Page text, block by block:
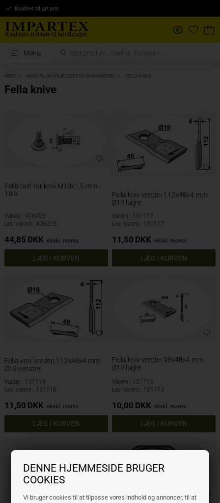
DENNE HJEMMESIDE BRUGER
COOKIES
Vi bruger cookies til at tilpasse vores indhold og annoncer, til at
Kvalitet til go' pris
Kvalitets sliddele til landbruget
Menu
HØST KNIVE TIL SKÅRLÆGGERE OG SKIVEHØSTER FELLA KNIVE
Fella knive
Fella bolt for kniv M10x1,5 mm -
10.9
Varenr.: 426023
Lev. varenr.: 426023
44,85 DKK ekskl. moms
Fella kniv vreden 112x48x4 mm
Ø19 højre
Varenr.: 131117
Lev. varenr.: 131117
11,50 DKK ekskl. moms
Fella kniv vreden 112x48x4 mm
Ø19 venstre
Varenr.: 131118
Lev. varenr.: 131118
11,50 DKK ekskl. moms
Fella kniv vreden 98x48x4 mm
Ø19 højre
Varenr.: 121713
Lev. varenr.: 121713
10,00 DKK ekskl. moms